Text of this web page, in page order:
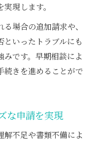
現します。
場合の追加請求や、
いったトラブルにも
です。早期相談によ
続きを進めることがで
な申請を実現
解不足や書類不備によ